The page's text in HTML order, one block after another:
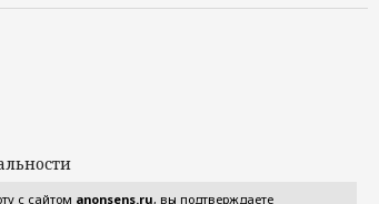
с сайтом anonsens.ru, вы подтверждаете